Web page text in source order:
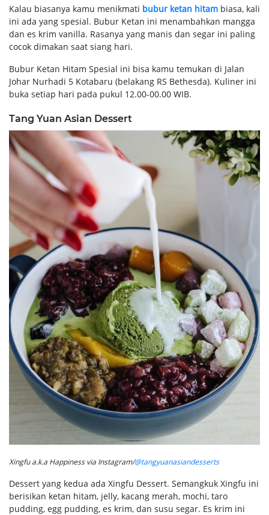
Kalau biasanya kamu menikmati bubur ketan hitam biasa, kali
ini ada yang spesial. Bubur Ketan ini menambahkan mangga
dan es krim vanilla. Rasanya yang manis dan segar ini paling
cocok dimakan saat siang hari.
Bubur Ketan Hitam Spesial ini bisa kamu temukan di Jalan
Johar Nurhadi 5 Kotabaru (belakang RS Bethesda). Kuliner ini
buka setiap hari pada pukul 12.00-00.00 WIB.
Tang Yuan Asian Dessert
Xingfu a.k.a Happiness via Instagram/@tangyuanasiandesserts
Dessert yang kedua ada Xingfu Dessert. Semangkuk Xingfu ini
berisikan ketan hitam, jelly, kacang merah, mochi, taro
pudding, egg pudding, es krim, dan susu segar. Es krim ini